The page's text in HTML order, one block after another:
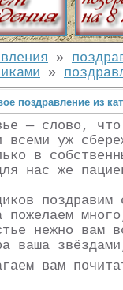
»
»
поздравление из
— слово,
всеми уж
в
нас же
пожелаем
нежно вам
ваша
вам